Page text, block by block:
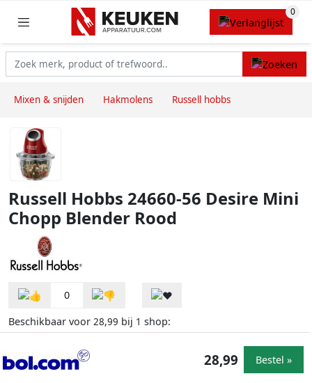
Mixen & snijden Hakmolens Russell hobbs
Russell Hobbs 24660-56 Desire Mini
Chopp Blender Rood
0
Beschikbaar voor 28,99 bij 1 shop:
28,99 Bestel »